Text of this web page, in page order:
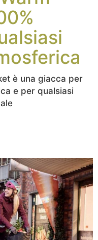
è una giacca per
e per qualsiasi